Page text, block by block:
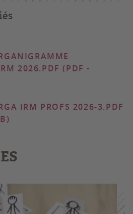
2026.PDF (PDF -
IRM PROFS 2026-3.PDF